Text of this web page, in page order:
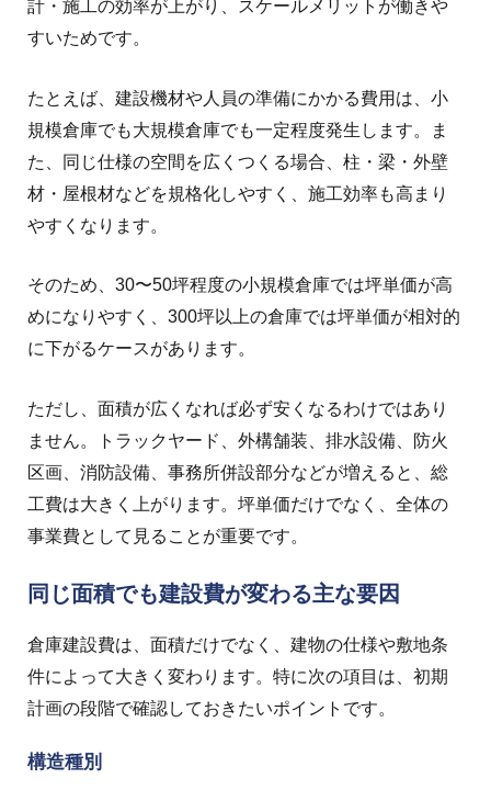
計・施工の効率が上がり、スケールメリットが働きや
すいためです。
たとえば、建設機材や人員の準備にかかる費用は、小
規模倉庫でも大規模倉庫でも一定程度発生します。ま
た、同じ仕様の空間を広くつくる場合、柱・梁・外壁
材・屋根材などを規格化しやすく、施工効率も高まり
やすくなります。
そのため、30〜50坪程度の小規模倉庫では坪単価が高
めになりやすく、300坪以上の倉庫では坪単価が相対的
に下がるケースがあります。
ただし、面積が広くなれば必ず安くなるわけではあり
ません。トラックヤード、外構舗装、排水設備、防火
区画、消防設備、事務所併設部分などが増えると、総
工費は大きく上がります。坪単価だけでなく、全体の
事業費として見ることが重要です。
同じ面積でも建設費が変わる主な要因
倉庫建設費は、面積だけでなく、建物の仕様や敷地条
件によって大きく変わります。特に次の項目は、初期
計画の段階で確認しておきたいポイントです。
構造種別